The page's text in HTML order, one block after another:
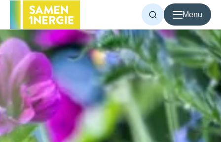
Menu
Voor inwoners
Voor bedrijven